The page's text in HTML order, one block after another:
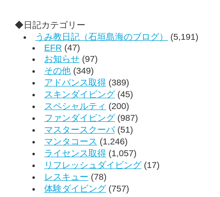
◆日記カテゴリー
うみ教日記（石垣島海のブログ）
(5,191)
EFR (47)
お知らせ (97)
その他 (349)
アドバンス取得 (389)
スキンダイビング(45)
スペシャルティ (200)
ファンダイビング(987)
マスタースクーバ(51)
マンタコース (1,246)
ライセンス取得 (1,057)
リフレッシュダイビング(17)
レスキュー (78)
体験ダイビング(757)